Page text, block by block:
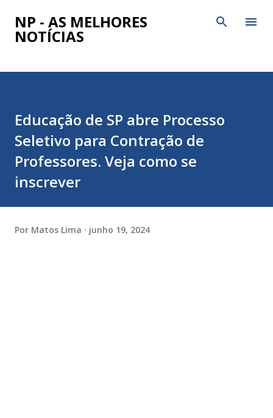
Pular para o conteúdo principal
NP - AS MELHORES
NOTÍCIAS
Educação de SP abre Processo
Seletivo para Contração de
Professores. Veja como se
inscrever
Por Matos Lima junho 19, 2024